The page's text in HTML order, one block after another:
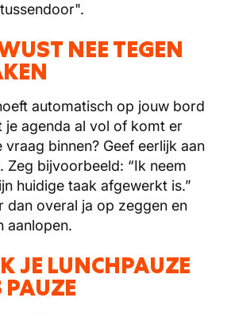
NEE TEGEN
automatisch op jouw bord
je agenda al vol of komt er
binnen? Geef eerlijk aan
Zeg bijvoorbeeld: “Ik neem
huidige taak afgewerkt is.”
dan overal ja op zeggen en
aanlopen.
JE LUNCHPAUZE
PAUZE